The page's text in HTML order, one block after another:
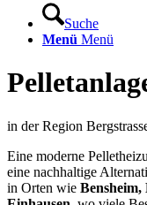
Suche
Menü Menü
in der Region
Eine moderne
eine nachhaltige
in Orten wie